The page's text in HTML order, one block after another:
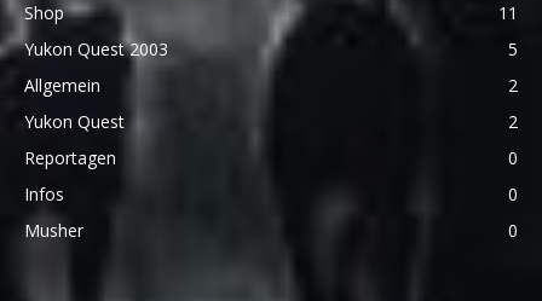
Shop
11
Yukon Quest 2003
5
Allgemein
2
Yukon Quest
2
Reportagen
0
Infos
0
Musher
0